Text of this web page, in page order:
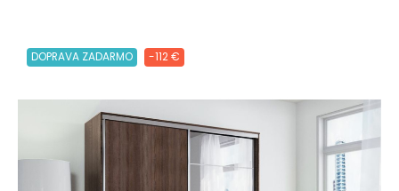
DOPRAVA ZADARMO -112 €